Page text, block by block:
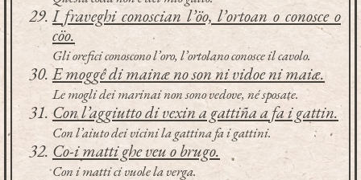
I fraveghi conoscian l’öo, l’ortoan o conosce o
cöo.
Gli orefici conoscono l’oro, l’ortolano conosce il cavolo.
E moggê di mainæ no son ni vidoe ni maiæ.
Le mogli dei marinai non sono vedove, né sposate.
Con l’aggiutto di vexin a gattiña a fa i gattin.
Con l’aiuto dei vicini la gattina fa i gattini.
Co-i matti ghe veu o brugo.
Con i matti ci vuole la verga.